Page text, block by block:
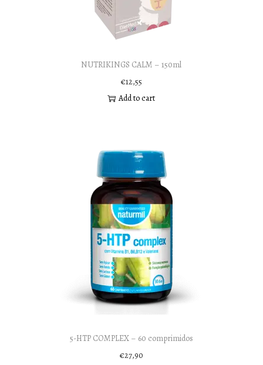
NUTRIKINGS CALM – 150ml
€12,55
Add to cart
5-HTP COMPLEX – 60 comprimidos
€27,90